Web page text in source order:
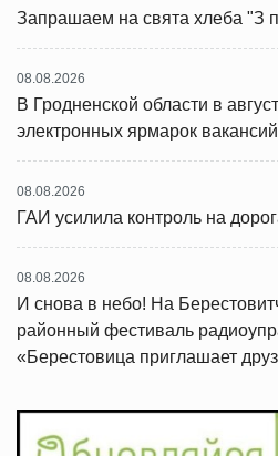
Запрашаем на свята хлеба "З
08.08.2026
В Гродненской области в
электронных ярмарок вакансий
08.08.2026
ГАИ усилила контроль на
08.08.2026
И снова в небо! На
районный фестиваль
«Берестовица приглашает